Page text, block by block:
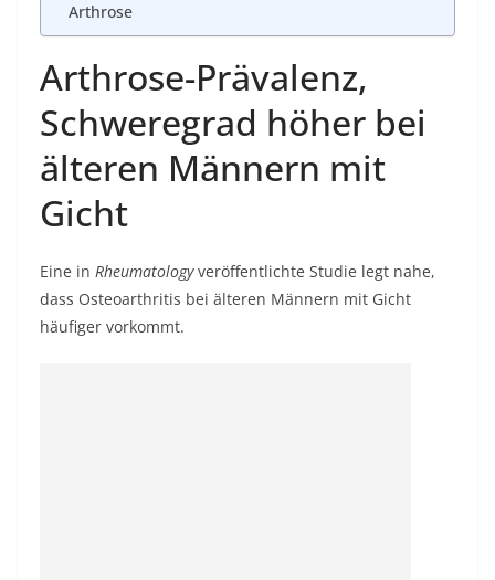
Arthrose
Arthrose-Prävalenz,
Schweregrad höher bei
älteren Männern mit
Gicht
Eine in Rheumatologyveröffentlichte Studie legt nahe,
dass Osteoarthritis bei älteren Männern mit Gicht
häufiger vorkommt.